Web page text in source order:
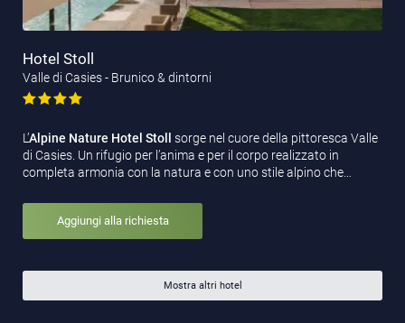
Hotel Stoll
Valle di Casies - Brunico & dintorni
L’Alpine Nature Hotel Stoll
sorge nel cuore della pittoresca Valle
di Casies. Un rifugio per l’anima e per il corpo realizzato in
completa armonia con la natura e con uno stile alpino che…
Aggiungi alla richiesta
Mostra altri hotel